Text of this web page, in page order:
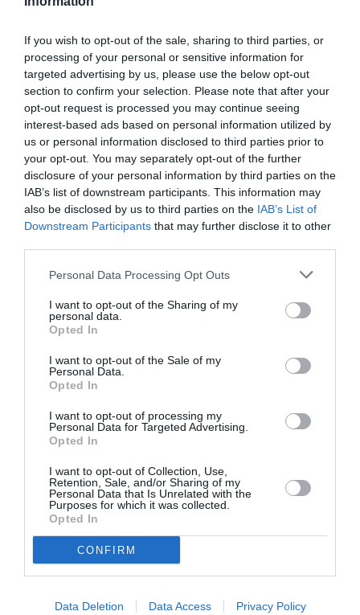
If you wish to opt-out of the sale, sharing to third parties, or
processing of your personal or sensitive information for
targeted advertising by us, please use the below opt-out
section to confirm your selection. Please note that after your
opt-out request is processed you may continue seeing
interest-based ads based on personal information utilized by
us or personal information disclosed to third parties prior to
your opt-out. You may separately opt-out of the further
disclosure of your personal information by third parties on the
IAB’s list of downstream participants. This information may
also be disclosed by us to third parties on the IAB’s List of
Downstream Participants that may further disclose it to other
Personal Data Processing Opt Outs
I want to opt-out of the Sharing of my
personal data.
Opted In
I want to opt-out of the Sale of my
Personal Data.
Opted In
I want to opt-out of processing my
Personal Data for Targeted Advertising.
Opted In
I want to opt-out of Collection, Use,
Retention, Sale, and/or Sharing of my
Personal Data that Is Unrelated with the
Purposes for which it was collected.
Opted In
CONFIRM
Data Deletion Data Access Privacy Policy
Σχετικά Άρθρα